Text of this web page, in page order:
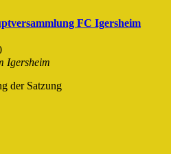
FC Igersheim
Igersheim
der Satzung